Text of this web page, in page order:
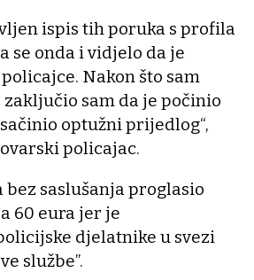
ispis tih poruka s profila
se onda i vidjelo da je
Nakon što sam
sam da je počinio
optužni prijedlog“,
policajac.
bez saslušanja proglasio
60 eura jer je
djelatnike u svezi
službe”.